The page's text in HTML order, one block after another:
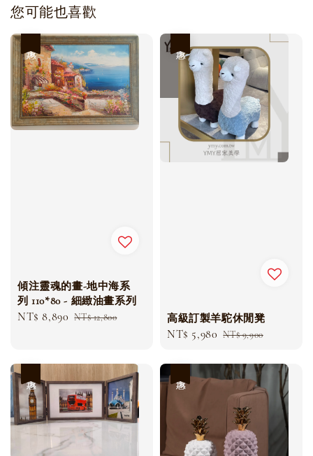
您可能也喜歡
傾注靈魂的畫-地中海系
列 110*80 - 細緻油畫系列
Sale
NT$ 8,890 Regular
NT$ 12,800 高級訂製羊駝休閒凳
Sale
NT$ 5,980 Regular
NT$ 9,900